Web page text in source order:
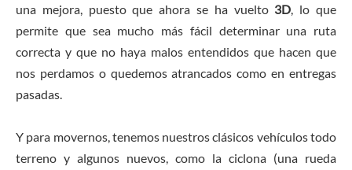
una mejora, puesto que ahora se ha vuelto 3D , lo que
permite que sea mucho más fácil determinar una ruta
correcta y que no haya malos entendidos que hacen que
nos perdamos o quedemos atrancados como en entregas
pasadas.
Y para movernos, tenemos nuestros clásicos vehículos todo
terreno y algunos nuevos, como la ciclona (una rueda